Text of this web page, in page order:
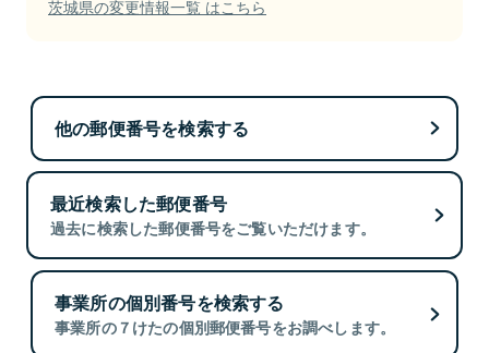
茨城県の変更情報一覧 はこちら
他の郵便番号を検索する
最近検索した郵便番号
過去に検索した郵便番号をご覧いただけます。
事業所の個別番号を検索する
事業所の７けたの個別郵便番号をお調べします。